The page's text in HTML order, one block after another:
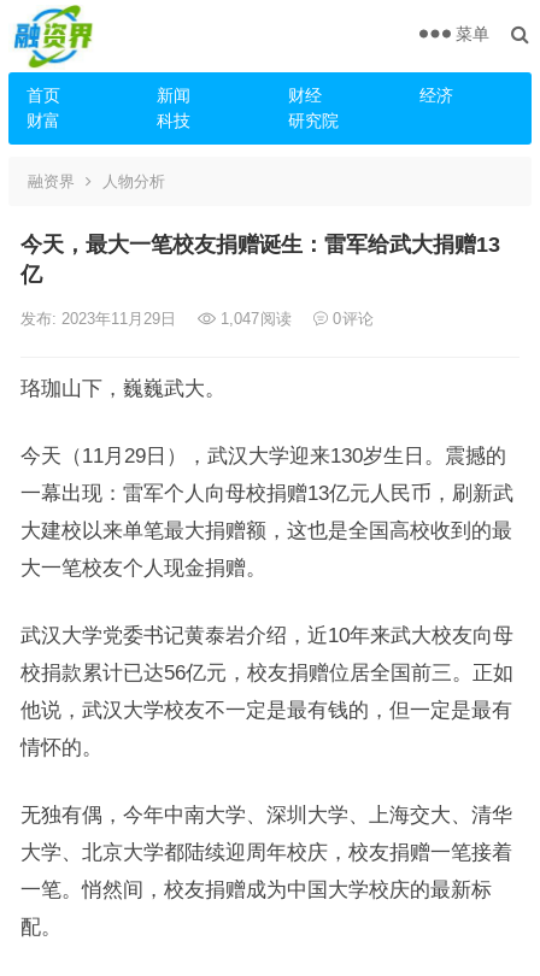
首页 新闻 财经
经济
财富
科技 研究院
菜单
融资界 人物分析
今天，最大一笔校友捐赠诞生：雷军给武大捐赠13
亿
发布: 2023年11月29日 1,047阅读 0评论
珞珈山下，巍巍武大。
今天（11月29日），武汉大学迎来130岁生日。震撼的
一幕出现：雷军个人向母校捐赠13亿元人民币，刷新武
大建校以来单笔最大捐赠额，这也是全国高校收到的最
大一笔校友个人现金捐赠。
武汉大学党委书记黄泰岩介绍，近10年来武大校友向母
校捐款累计已达56亿元，校友捐赠位居全国前三。正如
他说，武汉大学校友不一定是最有钱的，但一定是最有
情怀的。
无独有偶，今年中南大学、深圳大学、上海交大、清华
大学、北京大学都陆续迎周年校庆，校友捐赠一笔接着
一笔。悄然间，校友捐赠成为中国大学校庆的最新标
配。